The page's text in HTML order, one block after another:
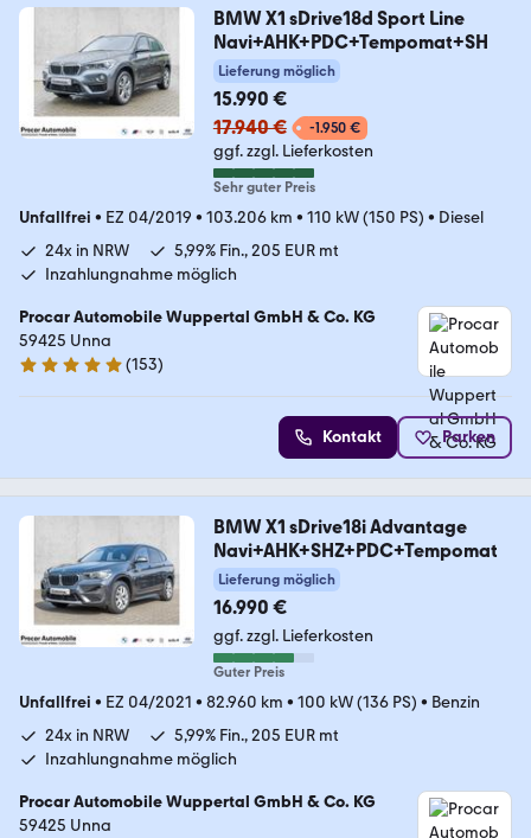
BMW X1 sDrive18d Sport Line
Navi+AHK+PDC+Tempomat+SH
Lieferung möglich
15.990 €
17.940 €
-1.950 €
ggf. zzgl. Lieferkosten
Sehr guter Preis
Unfallfrei • EZ 04/2019 • 103.206 km • 110 kW (150 PS) • Diesel
24x in NRW
5,99% Fin., 205 EUR mt
Inzahlungnahme möglich
Procar Automobile Wuppertal GmbH & Co. KG
59425 Unna
4.8 Sterne
(153)
Kontakt Parken
BMW X1 sDrive18i Advantage
Navi+AHK+SHZ+PDC+Tempomat
Lieferung möglich
16.990 €
ggf. zzgl. Lieferkosten
Guter Preis
Unfallfrei • EZ 04/2021 • 82.960 km • 100 kW (136 PS) • Benzin
24x in NRW
5,99% Fin., 205 EUR mt
Inzahlungnahme möglich
Procar Automobile Wuppertal GmbH & Co. KG
59425 Unna